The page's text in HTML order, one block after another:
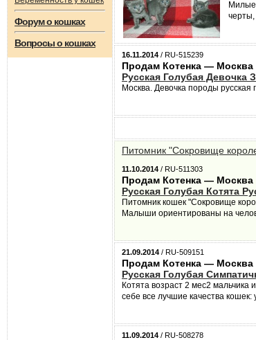
Форум о кошках
Вопросы о кошках
черты,
16.11.2014 / RU-515239
Продам Котенка — Москва
Русская Голубая Девочка
Москва. Девочка породы
Питомник "Сокровище
11.10.2014 / RU-511303
Продам Котенка — Москва
Русская Голубая Котята
Питомник кошек "Сокровище
Малыши ориентированы на
21.09.2014 / RU-509151
Продам Котенка — Москва
Русская Голубая
Котята возраст 2 мес2
себе все лучшие качества
11.09.2014 / RU-508278